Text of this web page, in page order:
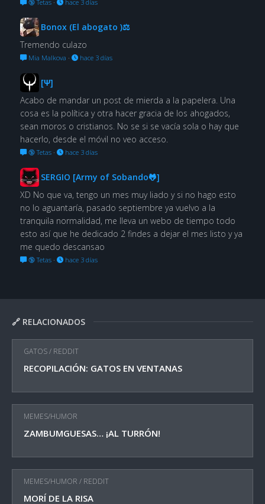
🔗 RELACIONADOS
GATOS/ REDDIT
RECOPILACIÓN: GATOS EN VENTANAS
MEMES/HUMOR
ZAMBUMGUESAS… ¡AL TURRÓN!
MEMES/HUMOR / REDDIT
MORÍ DE LA RISA
🔞 Tetas· hace 3 días
Bonox (El abogato )⚖
Tremendo culazo
Mia Malkova · hace 3 días
[Ψ]
Acabo de mandar un post de mierda a la papelera. Una
cosa es la política y otra hacer gracia de los ahogados,
sean moros o cristianos. No se si se vacía sola o hay que
hacerlo, desde el móvil no veo acceso.
🔞 Tetas· hace 3 días
SERGIO [Army of Sobando🐸]
XD No que va, tengo un mes muy liado y si no hago esto
no lo aguantaría, pasado septiembre ya vuelvo a la
tranquila normalidad, me lleva un webo de tiempo todo
esto así que he dedicado 2 findes a dejar el mes listo y ya
me quedo descansao
🔞 Tetas· hace 3 días